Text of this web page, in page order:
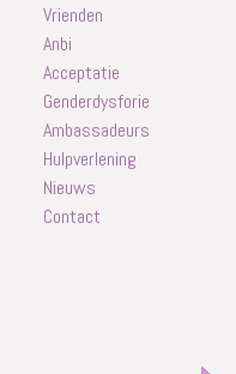
Vrienden
Anbi
Acceptatie
Genderdysforie
Ambassadeurs
Hulpverlening
Nieuws
Contact